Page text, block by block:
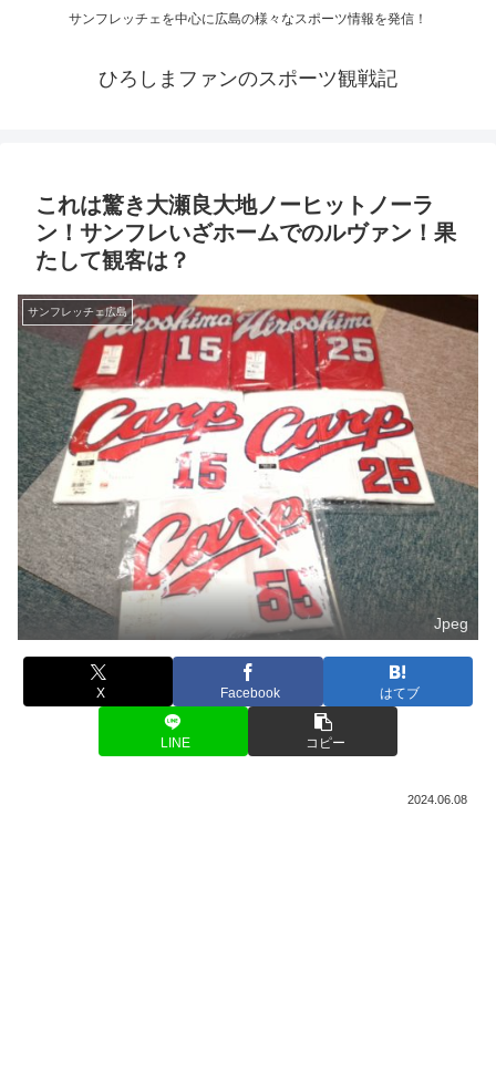
サンフレッチェを中心に広島の様々なスポーツ情報を発信！
ひろしまファンのスポーツ観戦記
これは驚き大瀬良大地ノーヒットノーラ
ン！サンフレいざホームでのルヴァン！果
たして観客は？
サンフレッチェ広島
Jpeg
X Facebook はてブ
LINE コピー
2024.06.08